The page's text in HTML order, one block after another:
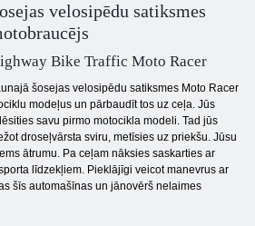
velosipēdu satiksmes
Bike Traffic Moto Racer
šosejas velosipēdu satiksmes Moto Racer
modeļus un pārbaudīt tos uz ceļa. Jūs
savu pirmo motocikla modeli. Tad jūs
droseļvārsta sviru, metīsies uz priekšu. Jūsu
ātrumu. Pa ceļam nāksies saskarties ar
līdzekļiem. Pieklājīgi veicot manevrus ar
šīs automašīnas un jānovērš nelaimes